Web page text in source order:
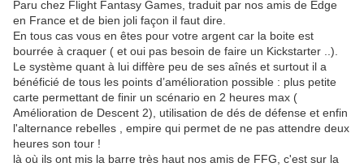
Paru chez Flight Fantasy Games, traduit par nos amis de Edge
en France et de bien joli façon il faut dire.
En tous cas vous en êtes pour votre argent car la boite est
bourrée à craquer ( et oui pas besoin de faire un Kickstarter ..).
Le système quant à lui diffère peu de ses aînés et surtout il a
bénéficié de tous les points d’amélioration possible : plus petite
carte permettant de finir un scénario en 2 heures max (
Amélioration de Descent 2), utilisation de dés de défense et enfin
l'alternance rebelles , empire qui permet de ne pas attendre deux
heures son tour !
là où ils ont mis la barre très haut nos amis de FFG, c'est sur la